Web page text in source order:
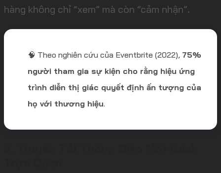
hàng không chỉ “xem” mà còn “cảm nhận”.
🧠 Theo nghiên cứu của Eventbrite (2022), 75%
người tham gia sự kiện cho rằng hiệu ứng
trình diễn thị giác quyết định ấn tượng của
họ với thương hiệu.